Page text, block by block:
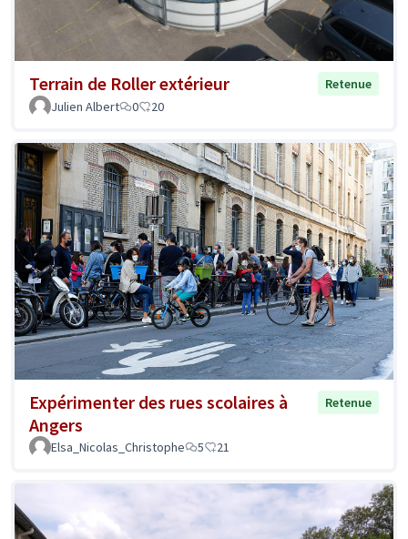
Terrain de Roller extérieur
Retenue
Julien Albert
0 20
Expérimenter des rues scolaires à
Angers
Retenue
Elsa_Nicolas_Christophe 5 21